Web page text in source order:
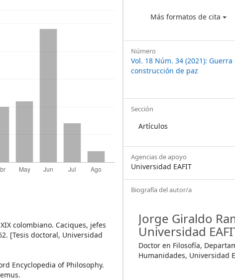
colombiano. Caciques, jefes
[Tesis doctoral, Universidad
Encyclopedia of Philosophy.
Más formatos de cita
Número
Vol. 18 Núm. 34 (2021):
construcción de paz
Sección
Artículos
Agencias de apoyo
Universidad EAFIT
Biografía del autor/a
Jorge Giraldo
Universidad
Doctor en Filosofía,
Humanidades, Universidad